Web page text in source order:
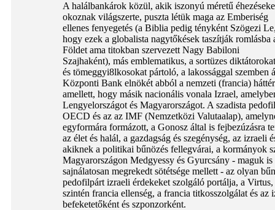
A halálbankárok közül, akik iszonyú méretű
okoznak világszerte, puszta létük maga az Emberiség
ellenes fenyegetés (a Biblia pedig tényként Szögezi
hogy ezek a globalista nagytőkések taszítják romlásba
Földet ama titokban szervezett Nagy Babiloni
Szajhaként), más emblematikus, a sortüzes diktátorokat
és tömeggyi8lkosokat pártoló, a lakossággal
Központi Bank elnökét abból a nemzeti (francia)
amellett, hogy másik nacionális vonala Izrael,
Lengyelországot és Magyarországot. A szadista
OECD és az az IMF (Nemzetközi Valutaalap),
egyformára formázott, a Gonosz által is fejbezúzásra
az élet és halál, a gazdagság és szegénység, az
akiknek a politikai bűnözés fellegvárai, a kormányok
Magyarországon Medgyessy és Gyurcsány - maguk
sajnálatosan megrekedt sötétsége mellett - az olyan
pedofilpárt izraeli érdekeket szolgáló portálja, a
szintén francia ellenség, a francia titkosszolgálat és
befeketetőként és szponzorként.